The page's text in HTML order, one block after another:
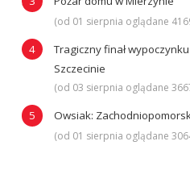
(od 01 sierpnia oglądane
Tragiczny finał
Szczecinie
(od 03 sierpnia oglądane
Owsiak:
(od 01 sierpnia oglądane